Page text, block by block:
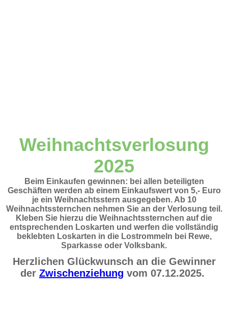
Weihnachtsverlosung
2025
Beim Einkaufen gewinnen: bei allen beteiligten
Geschäften werden ab einem Einkaufswert von 5,- Euro
je ein Weihnachtsstern ausgegeben. Ab 10
Weihnachtssternchen nehmen Sie an der Verlosung teil.
Kleben Sie hierzu die Weihnachtssternchen auf die
entsprechenden Loskarten und werfen die vollständig
beklebten Loskarten in die Lostrommeln bei Rewe,
Sparkasse oder Volksbank.
Herzlichen Glückwunsch an die Gewinner
der Zwischenziehung vom 07.12.2025.